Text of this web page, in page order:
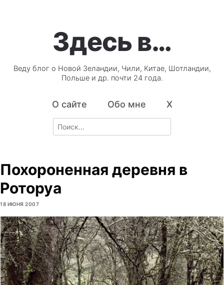
Здесь в…
Веду блог о Новой Зеландии, Чили, Китае, Шотландии,
Польше и др. почти 24 года.
О сайте Обо мне X
Search
for:
Похороненная деревня в
Роторуа
18 ИЮНЯ 2007